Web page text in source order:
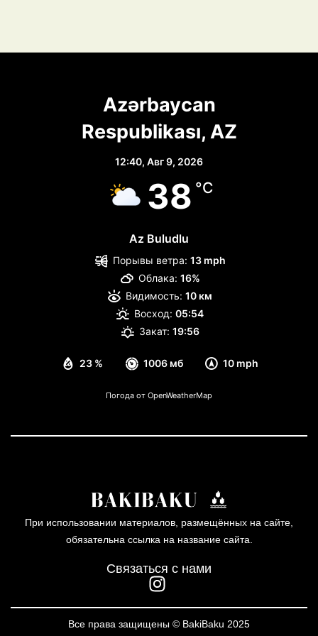
Azərbaycan
Respublikası, AZ
12:40, Авг 9, 2026
38 °C
Az Buludlu
23 % 1006 мб 10 mph
Порывы ветра: 13 mph
Облака: 16%
Видимость: 10 км
Восход: 05:54
Закат: 19:56
Погода от OpenWeatherMap
При использовании материалов, размещённых на сайте,
обязательна ссылка на название сайта.
Связаться с нами
Все права защищены © BakiBaku 2025